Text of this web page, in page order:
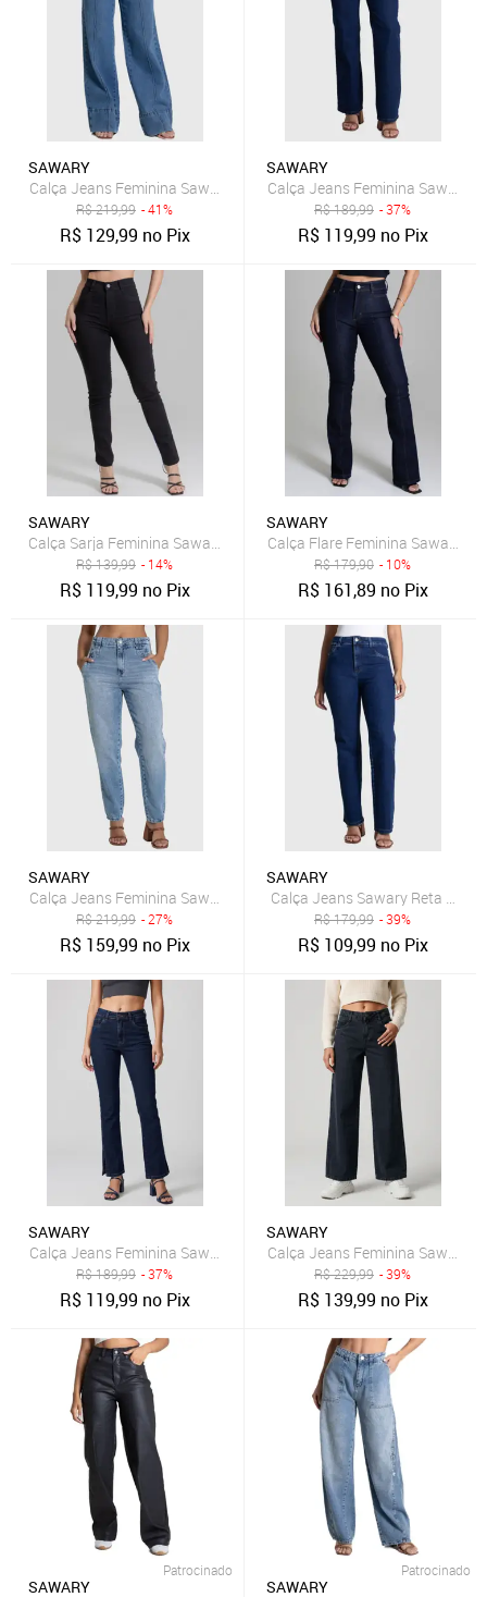
SAWARY
Calça Jeans Feminina Sawary Wide Leg Azul
R$219,99 - 41%
R$ 129,99 no Pix
SAWARY
Calça Jeans Feminina Sawary
R$189,99 - 37%
R$ 119,99 no Pix
SAWARY
Calça Sarja Feminina Sawary Skinny Hot Pants Preta
R$139,99 - 14%
R$ 119,99 no Pix
SAWARY
Calça Flare Feminina Sawary
R$179,90 - 10%
R$ 161,89 no Pix
SAWARY
Calça Jeans Feminina Sawary Mom Azul
R$219,99 - 27%
R$ 159,99 no Pix
SAWARY
Calça Jeans Sawary Reta
R$179,99 - 39%
R$ 109,99 no Pix
SAWARY
Calça Jeans Feminina Sawary Reta Azul Escuro
R$189,99 - 37%
R$ 119,99 no Pix
SAWARY
Calça Jeans Feminina Sawary
R$229,99 - 39%
R$ 139,99 no Pix
Patrocinado
SAWARY
Patrocinado
SAWARY